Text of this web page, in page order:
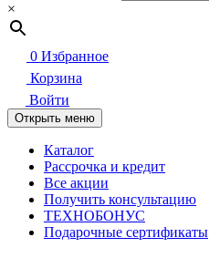
×
0 Избранное
Корзина
Войти
Открыть меню
Каталог
Рассрочка и кредит
Все акции
Получить консультацию
ТЕХНОБОНУС
Подарочные сертификаты